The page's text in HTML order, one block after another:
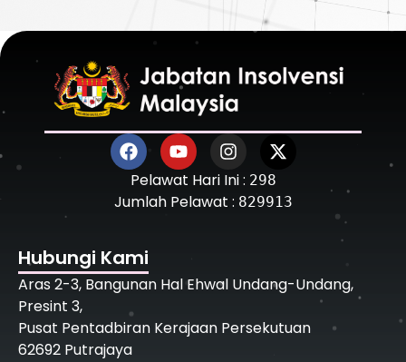
Pelawat Hari Ini : 298
Jumlah Pelawat : 829913
Hubungi Kami
Aras 2-3, Bangunan Hal Ehwal Undang-Undang,
Presint 3,
Pusat Pentadbiran Kerajaan Persekutuan
62692 Putrajaya